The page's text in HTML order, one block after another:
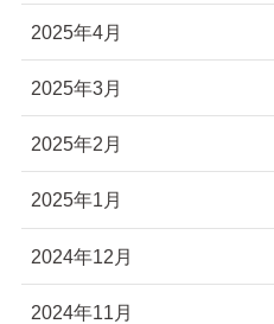
2025年4月
2025年3月
2025年2月
2025年1月
2024年12月
2024年11月